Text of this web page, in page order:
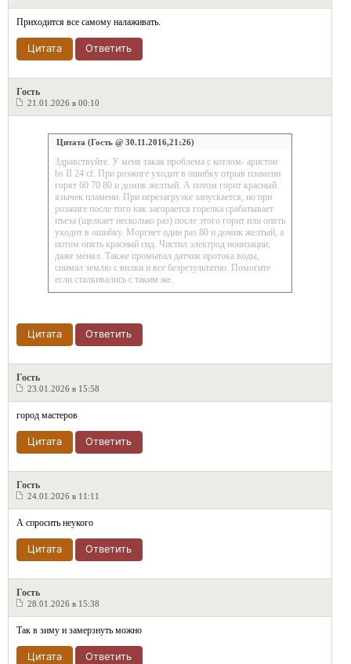
Приходится все самому налаживать.
Цитата Ответить
Гость
21.01.2026 в 00:10
Цитата (Гость @ 30.11.2016,21:26)
Здравствуйте. У меня такая проблема с котлом- аристон
bs II 24 cf. При розжиге уходит в ошибку отрыв пламени
горят 60 70 80 и домик желтый. А потом горит красный
язычек пламени. При перезагрузке запускается, но при
розжиге после того как загорается горелка срабатывает
пъеза (щелкает несколько раз) после этого горит или опять
уходит в ошибку. Моргнет один раз 80 и домик желтый, а
потом опять красный сид. Чистил электрод ионизации,
даже менял. Также промывал датчик протока воды,
снимал землю с вилки и все безрезультатно. Помогите
если сталкивались с таким же.
Цитата Ответить
Гость
23.01.2026 в 15:58
город мастеров
Цитата Ответить
Гость
24.01.2026 в 11:11
А спросить неукого
Цитата Ответить
Гость
28.01.2026 в 15:38
Так в зиму и замерзнуть можно
Цитата Ответить